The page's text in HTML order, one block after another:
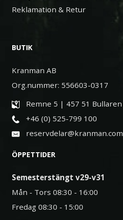
Reklamation & Retur
BUTIK
Kranman AB
Org.nummer: 556603-0317
Remne 5 | 457 51 Bullaren
+46 (0) 525-799 100
reservdelar@kranman.com
ÖPPETTIDER
Semesterstängt v29-v31
Mån - Tors 08:30 - 16:00
Fredag 08:30 - 15:00